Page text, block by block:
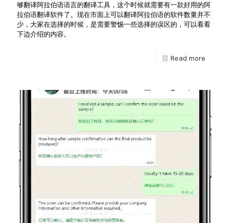
够翻译阿拉伯语语言的翻译工具，这个时候就需要有一款好用的阿
拉伯语翻译软件了。现在市面上可以翻译阿拉伯语的软件数量并不
少，大家在选择的时候，是需要警惕一些选择的误区的，可以看看
下边介绍的内容。
Read more